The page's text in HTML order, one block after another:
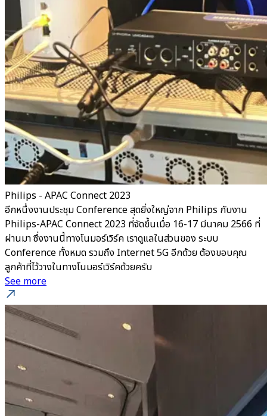
Philips - APAC Connect 2023
อีกหนึ่งงานประชุม Conference สุดยิ่งใหญ่จาก Philips กับงาน
Philips-APAC Connect 2023 ที่จัดขึ้นเมื่อ 16-17 มีนาคม 2566 ที่
ผ่านมา ซึ่งงานนี้ทางโนมอร์เวิร์ค เราดูแลในส่วนของ ระบบ
Conference ทั้งหมด รวมถึง Internet 5G อีกด้วย ต้องขอบคุณ
ลูกค้าที่ไว้วางในทางโนมอร์เวิร์คด้วยครับ
See more